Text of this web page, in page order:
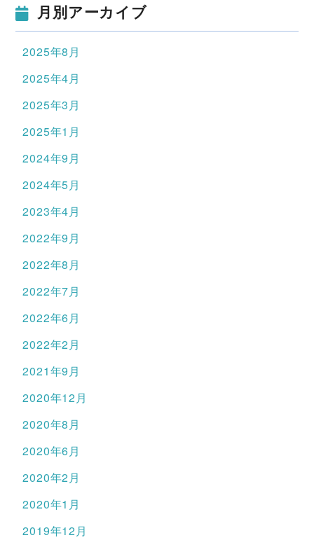
月別アーカイブ
2025年8月
2025年4月
2025年3月
2025年1月
2024年9月
2024年5月
2023年4月
2022年9月
2022年8月
2022年7月
2022年6月
2022年2月
2021年9月
2020年12月
2020年8月
2020年6月
2020年2月
2020年1月
2019年12月